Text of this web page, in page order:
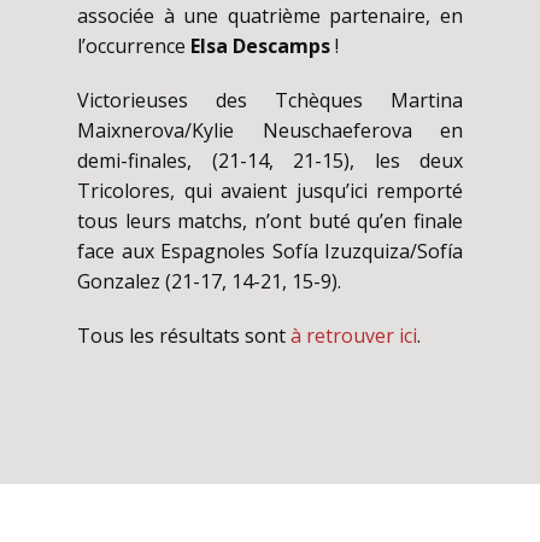
associée à une quatrième partenaire, en
l’occurrence Elsa Descamps!
Victorieuses des Tchèques Martina
Maixnerova/Kylie Neuschaeferova en
demi-finales, (21-14, 21-15), les deux
Tricolores, qui avaient jusqu’ici remporté
tous leurs matchs, n’ont buté qu’en finale
face aux Espagnoles Sofía Izuzquiza/Sofía
Gonzalez (21-17, 14-21, 15-9).
Tous les résultats sontà retrouver ici.